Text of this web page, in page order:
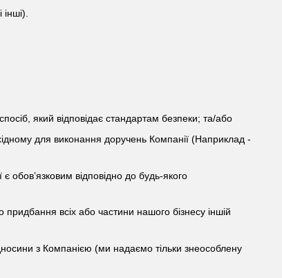
який відповідає стандартам безпеки; та/або
для виконання доручень Компанії (Наприклад -
обов’язковим відповідно до будь-якого
придбання всіх або частини нашого бізнесу іншій
з Компанією (ми надаємо тільки знеособлену